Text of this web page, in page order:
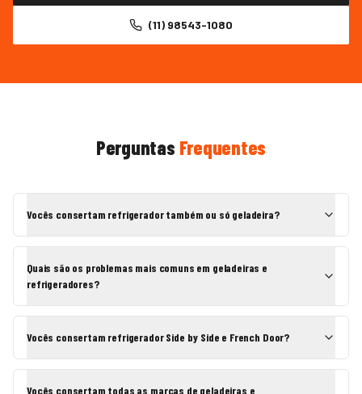
(11) 98543-1080
Perguntas Frequentes
Vocês consertam refrigerador também ou só geladeira?
Quais são os problemas mais comuns em geladeiras e
refrigeradores?
Vocês consertam refrigerador Side by Side e French Door?
Vocês consertam todas as marcas de geladeiras e